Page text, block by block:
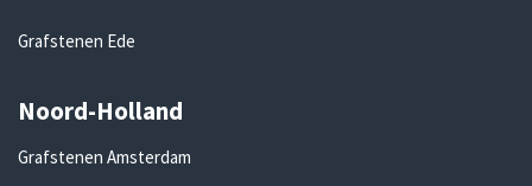
Grafstenen Ede
Noord-Holland
Grafstenen Amsterdam